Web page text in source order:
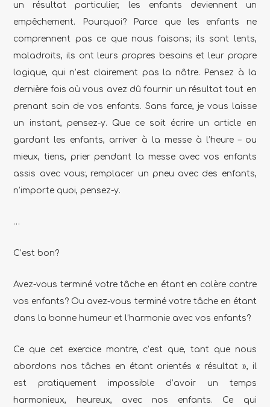
un résultat particulier, les enfants deviennent un
empêchement. Pourquoi? Parce que les enfants ne
comprennent pas ce que nous faisons; ils sont lents,
maladroits, ils ont leurs propres besoins et leur propre
logique, qui n’est clairement pas la nôtre. Pensez à la
dernière fois où vous avez dû fournir un résultat tout en
prenant soin de vos enfants. Sans farce, je vous laisse
un instant, pensez-y. Que ce soit écrire un article en
gardant les enfants, arriver à la messe à l’heure – ou
mieux, tiens, prier pendant la messe avec vos enfants
assis avec vous; remplacer un pneu avec des enfants,
n’importe quoi, pensez-y.
…
C’est bon?
Avez-vous terminé votre tâche en étant en colère contre
vos enfants? Ou avez-vous terminé votre tâche en étant
dans la bonne humeur et l’harmonie avec vos enfants?
Ce que cet exercice montre, c’est que, tant que nous
abordons nos tâches en étant orientés « résultat », il
est pratiquement impossible d’avoir un temps
harmonieux, heureux, avec nos enfants. Ce qui